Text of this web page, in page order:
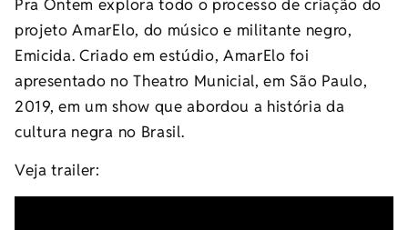
Pra Ontem explora todo o processo de criação do
projeto AmarElo, do músico e militante negro,
Emicida. Criado em estúdio, AmarElo foi
apresentado no Theatro Municial, em São Paulo,
2019, em um show que abordou a história da
cultura negra no Brasil.
Veja trailer: